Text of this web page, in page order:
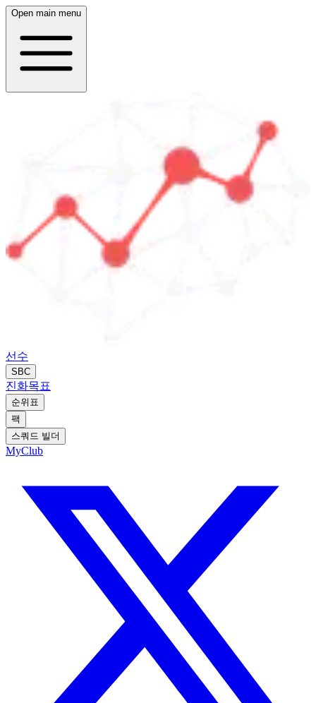
Open main menu
선수
SBC
진화목표
순위표
팩
스쿼드 빌더
MyClub